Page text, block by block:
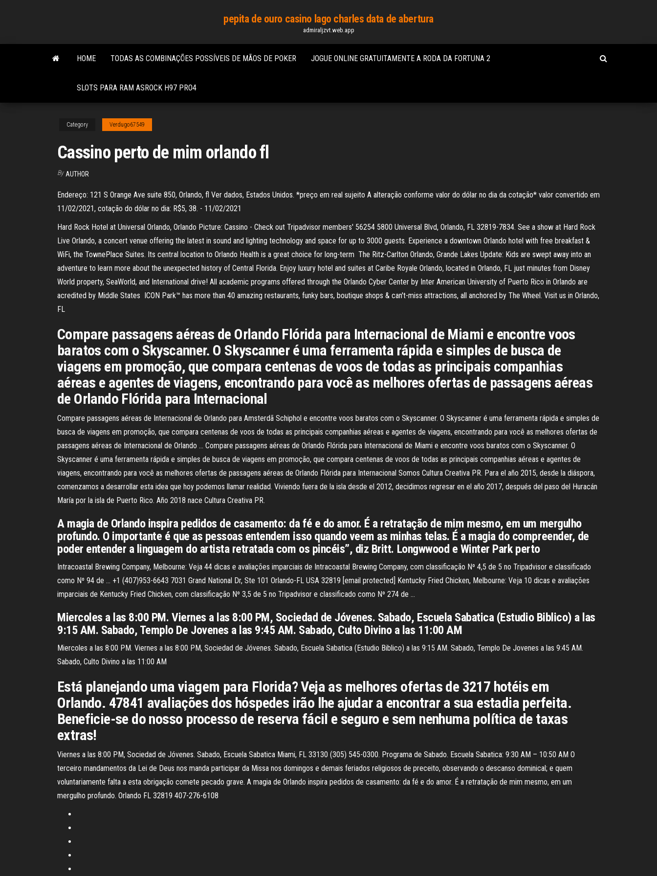
content
pepita de ouro casino lago charles data de abertura
admiraljzvt.web.app
HOME TODAS AS COMBINAÇÕES POSSÍVEIS DE MÃOS DE POKER JOGUE ONLINE GRATUITAMENTE A RODA DA FORTUNA 2
SLOTS PARA RAM ASROCK H97 PRO4
Category Verdugo67549
Cassino perto de mim orlando fl
By AUTHOR
Endereço: 121 S Orange Ave suite 850, Orlando, fl Ver dados, Estados Unidos. *preço em real sujeito A alteração conforme valor do dólar no dia da cotação* valor convertido em
11/02/2021, cotação do dólar no dia: R$5, 38. - 11/02/2021
Hard Rock Hotel at Universal Orlando, Orlando Picture: Cassino - Check out Tripadvisor members' 56254 5800 Universal Blvd, Orlando, FL 32819-7834. See a show at Hard Rock
Live Orlando, a concert venue offering the latest in sound and lighting technology and space for up to 3000 guests. Experience a downtown Orlando hotel with free breakfast &
WiFi, the TownePlace Suites. Its central location to Orlando Health is a great choice for long-term The Ritz-Carlton Orlando, Grande Lakes Update: Kids are swept away into an
adventure to learn more about the unexpected history of Central Florida. Enjoy luxury hotel and suites at Caribe Royale Orlando, located in Orlando, FL just minutes from Disney
World property, SeaWorld, and International drive! All academic programs offered through the Orlando Cyber Center by Inter American University of Puerto Rico in Orlando are
acredited by Middle States ICON Park™ has more than 40 amazing restaurants, funky bars, boutique shops & can't-miss attractions, all anchored by The Wheel. Visit us in Orlando,
FL
Compare passagens aéreas de Orlando Flórida para Internacional de Miami e encontre voos
baratos com o Skyscanner. O Skyscanner é uma ferramenta rápida e simples de busca de
viagens em promoção, que compara centenas de voos de todas as principais companhias
aéreas e agentes de viagens, encontrando para você as melhores ofertas de passagens aéreas
de Orlando Flórida para Internacional
Compare passagens aéreas de Internacional de Orlando para Amsterdã Schiphol e encontre voos baratos com o Skyscanner. O Skyscanner é uma ferramenta rápida e simples de
busca de viagens em promoção, que compara centenas de voos de todas as principais companhias aéreas e agentes de viagens, encontrando para você as melhores ofertas de
passagens aéreas de Internacional de Orlando … Compare passagens aéreas de Orlando Flórida para Internacional de Miami e encontre voos baratos com o Skyscanner. O
Skyscanner é uma ferramenta rápida e simples de busca de viagens em promoção, que compara centenas de voos de todas as principais companhias aéreas e agentes de
viagens, encontrando para você as melhores ofertas de passagens aéreas de Orlando Flórida para Internacional Somos Cultura Creativa PR. Para el año 2015, desde la diáspora,
comenzamos a desarrollar esta idea que hoy podemos llamar realidad. Viviendo fuera de la isla desde el 2012, decidimos regresar en el año 2017, después del paso del Huracán
María por la isla de Puerto Rico. Año 2018 nace Cultura Creativa PR.
A magia de Orlando inspira pedidos de casamento: da fé e do amor. É a retratação de mim mesmo, em um mergulho
profundo. O importante é que as pessoas entendem isso quando veem as minhas telas. É a magia do compreender, de
poder entender a linguagem do artista retratada com os pincéis”, diz Britt. Longwwood e Winter Park perto
Intracoastal Brewing Company, Melbourne: Veja 44 dicas e avaliações imparciais de Intracoastal Brewing Company, com classificação Nº 4,5 de 5 no Tripadvisor e classificado
como Nº 94 de … +1 (407)953-6643 7031 Grand National Dr, Ste 101 Orlando-FL USA 32819 [email protected] Kentucky Fried Chicken, Melbourne: Veja 10 dicas e avaliações
imparciais de Kentucky Fried Chicken, com classificação Nº 3,5 de 5 no Tripadvisor e classificado como Nº 274 de …
Miercoles a las 8:00 PM. Viernes a las 8:00 PM, Sociedad de Jóvenes. Sabado, Escuela Sabatica (Estudio Biblico) a las
9:15 AM. Sabado, Templo De Jovenes a las 9:45 AM. Sabado, Culto Divino a las 11:00 AM
Miercoles a las 8:00 PM. Viernes a las 8:00 PM, Sociedad de Jóvenes. Sabado, Escuela Sabatica (Estudio Biblico) a las 9:15 AM. Sabado, Templo De Jovenes a las 9:45 AM.
Sabado, Culto Divino a las 11:00 AM
Está planejando uma viagem para Florida? Veja as melhores ofertas de 3217 hotéis em
Orlando. 47841 avaliações dos hóspedes irão lhe ajudar a encontrar a sua estadia perfeita.
Beneficie-se do nosso processo de reserva fácil e seguro e sem nenhuma política de taxas
extras!
Viernes a las 8:00 PM, Sociedad de Jóvenes. Sabado, Escuela Sabatica Miami, FL 33130 (305) 545-0300. Programa de Sabado. Escuela Sabatica: 9:30 AM – 10:50 AM O
terceiro mandamentos da Lei de Deus nos manda participar da Missa nos domingos e demais feriados religiosos de preceito, observando o descanso dominical; e quem
voluntariamente falta a esta obrigação comete pecado grave. A magia de Orlando inspira pedidos de casamento: da fé e do amor. É a retratação de mim mesmo, em um
mergulho profundo. Orlando FL 32819 407-276-6108